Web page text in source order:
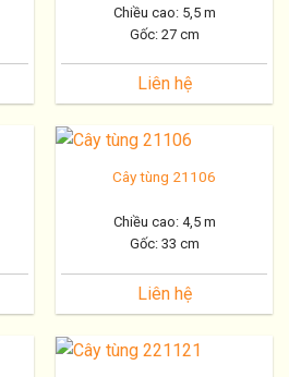
Chiều cao: 5,5 m
Gốc: 27 cm
Liên hệ
Cây tùng 21106
Chiều cao: 4,5 m
Gốc: 33 cm
Liên hệ